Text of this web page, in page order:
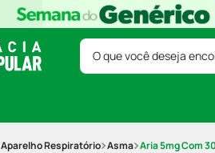
O que você deseja
Aparelho Respiratório Asma Aria 5mg Com